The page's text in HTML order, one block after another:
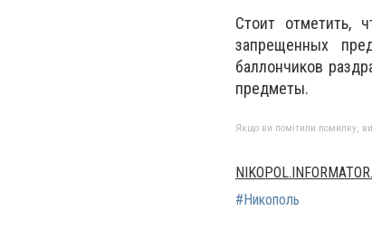
Стоит отметить,
запрещенных
баллончиков
предметы.
Якщо ви помітили помилку,
#Никополь